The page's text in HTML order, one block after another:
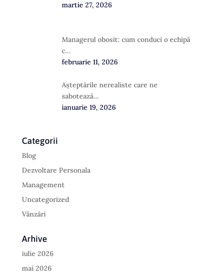
martie 27, 2026
Managerul obosit: cum conduci o echipă
c…
februarie 11, 2026
Așteptările nerealiste care ne
sabotează…
ianuarie 19, 2026
Categorii
Blog
Dezvoltare Personala
Management
Uncategorized
Vânzări
Arhive
iulie 2026
mai 2026